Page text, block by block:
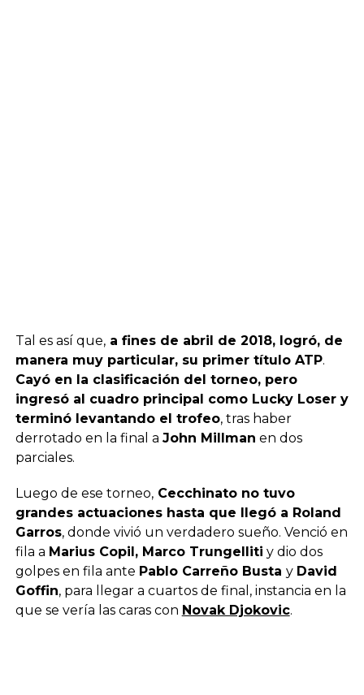
Tal es así que,a fines de abril de 2018, logró, de
manera muy particular, su primer título ATP.
Cayó en la clasificación del torneo, pero
ingresó al cuadro principal como Lucky Loser y
terminó levantando el trofeo, tras haber
derrotado en la final a John Millman en dos
parciales.
Luego de ese torneo,Cecchinato no tuvo
grandes actuaciones hasta que llegó a Roland
Garros, donde vivió un verdadero sueño. Venció en
fila a Marius Copil, Marco Trungelliti y dio dos
golpes en fila ante Pablo Carreño Busta y David
Goffin, para llegar a cuartos de final, instancia en la
que se vería las caras con Novak Djokovic.